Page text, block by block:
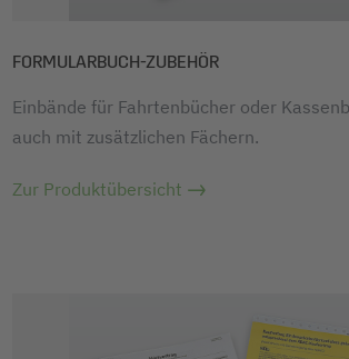
FORMULARBUCH-ZUBEHÖR
Einbände für Fahrtenbücher oder
auch mit zusätzlichen Fächern.
Zur Produktübersicht